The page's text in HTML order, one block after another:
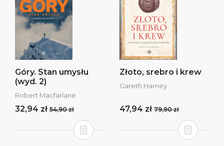
Góry. Stan umysłu
(wyd. 2)
Robert Macfarlane
32,94 zł 54,90 zł
Złoto, srebro i krew
Gareth Harney
47,94 zł 79,90 zł